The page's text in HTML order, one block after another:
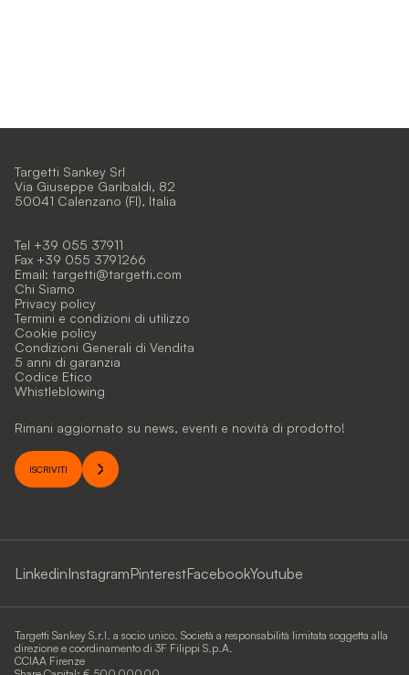
Targetti Sankey Srl
Via Giuseppe Garibaldi, 82
50041 Calenzano (FI), Italia
Tel +39 055 37911
Fax +39 055 3791266
Email: targetti@targetti.com
Chi Siamo
Privacy policy
Termini e condizioni di utilizzo
Cookie policy
Condizioni Generali di Vendita
5 anni di garanzia
Codice Etico
Whistleblowing
Rimani aggiornato su news, eventi e novità di prodotto!
ISCRIVITI
LinkedinInstagramPinterestFacebookYoutube
Targetti Sankey S.r.l. a socio unico. Società a responsabilità limitata soggetta alla
direzione e coordinamento di 3F Filippi S.p.A.
CCIAA Firenze